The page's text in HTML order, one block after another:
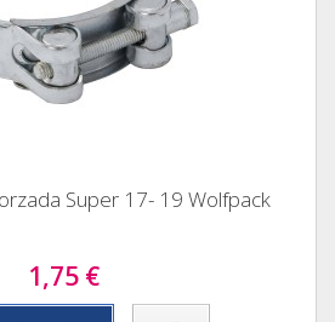
Super 17- 19 Wolfpack
1,75 €